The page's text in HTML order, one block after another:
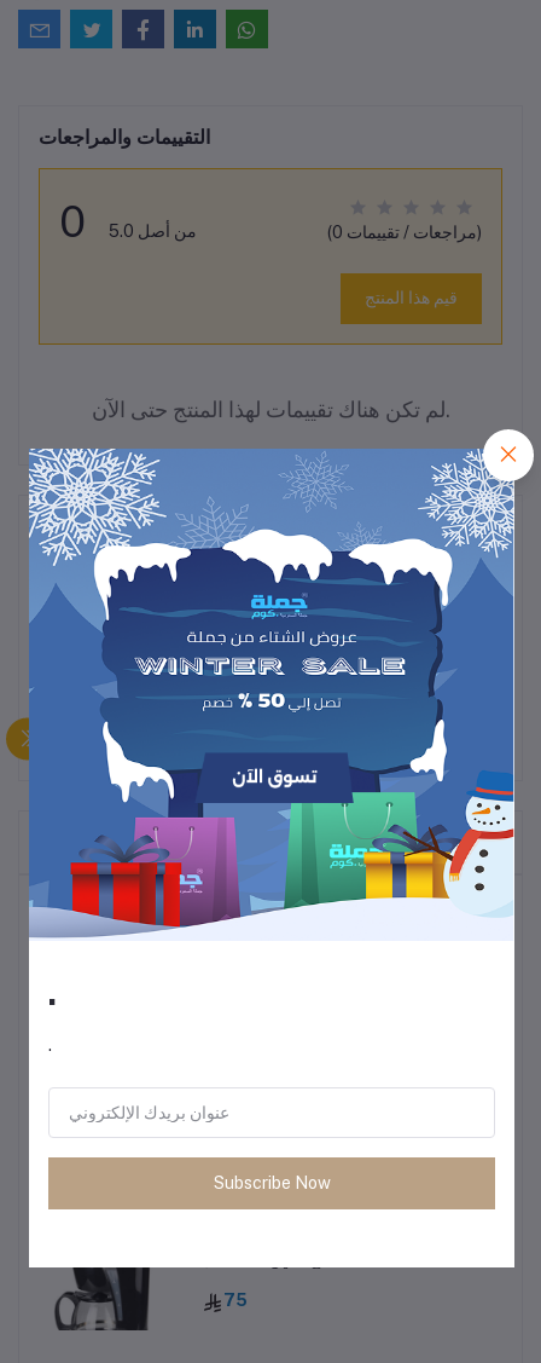
التقييمات والمراجعات
0 من أصل 5.0 (0 مراجعات / تقييمات)
قيم هذا المنتج
لم تكن هناك تقييمات لهذا المنتج حتى الآن.
وصف
يشيل نوى التمر، الكرز، والزيتون بسرعة وسهولة . تصميم عملي وآمن،
حتى الأطفال يقدرون يستخدمونه. يحافظ على نظافة الفواكه، وما تحتاج
تستخدم يدينك أو أظافرك
المنتجات التي يتم شراؤها بشكل متكرر
أكثر المنتجات مبيعًا
• طاولة متعددة الاستخدمات خفيفة الوزن
75
.
.
Subscribe Now